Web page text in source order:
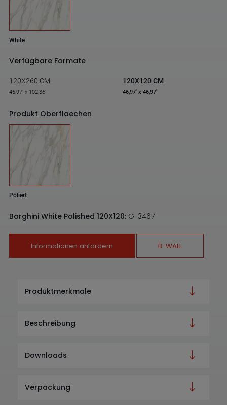
White
Verfügbare Formate
120X260 CM
46,97' x 102,36'
120X120 CM
46,97' x 46,97'
Produkt Oberflaechen
Poliert
Borghini White Polished 120X120: G-3467
Informationen anfordern B-WALL
Produktmerkmale
Beschreibung
Downloads
Verpackung